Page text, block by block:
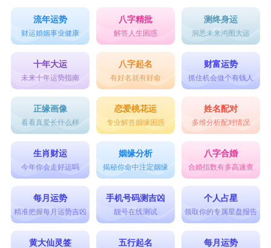
流年运势
财运婚姻事业健康
八字精批
解答人生困惑
测终身运
洞悉未来鸿图大运
十年大运
未来十年运势指南
八字起名
有好名就有好命
财富运势
抓住机会做个有钱人
正缘画像
看看真爱长什么样
恋爱桃花运
专业解答姻缘困惑
姓名配对
多维分析配对情况
生肖财运
今年你会走好运吗
姻缘分析
揭秘你命中注定姻缘
八字合婚
合婚指数有多高速查
每月运势
精准把握每月运势吉凶
手机号码测吉凶
靓号在线测试
个人占星
领取你的专属星盘报告
黄大仙灵签 五行起名 每月运势